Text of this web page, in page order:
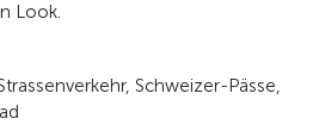
Look.
Schweizer-Pässe,